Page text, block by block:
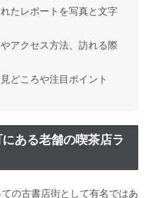
たレポートを写真と文字
アクセス方法、訪れる際
どころや注目ポイント
ある老舗の喫茶店ラ
の古書店街として有名ではあ